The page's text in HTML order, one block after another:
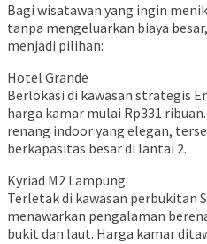
Bagi wisatawan yang ingin
tanpa mengeluarkan biaya
menjadi pilihan:
Hotel Grande
Berlokasi di kawasan strategis
harga kamar mulai Rp331
renang indoor yang elegan,
berkapasitas besar di lantai 2.
Kyriad M2 Lampung
Terletak di kawasan perbukitan
menawarkan pengalaman
bukit dan laut. Harga kamar